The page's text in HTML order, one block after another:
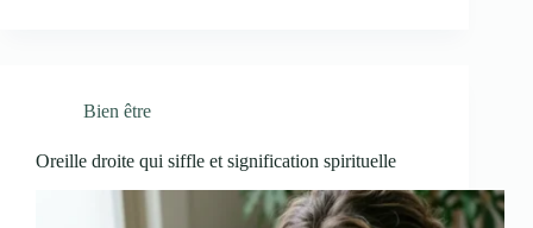
Bien être
Oreille droite qui siffle et signification spirituelle